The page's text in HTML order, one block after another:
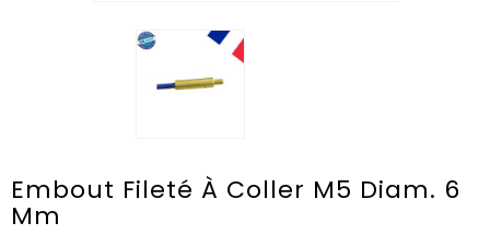
Embout Fileté À Coller M5 Diam. 6
Mm